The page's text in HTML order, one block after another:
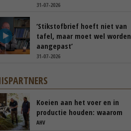
31-07-2026
‘Stikstofbrief hoeft niet van
tafel, maar moet wel worden
aangepast’
31-07-2026
Koeien aan het voer en in
productie houden: waarom
‘immuunmodulatie’ belangrijk
AHV